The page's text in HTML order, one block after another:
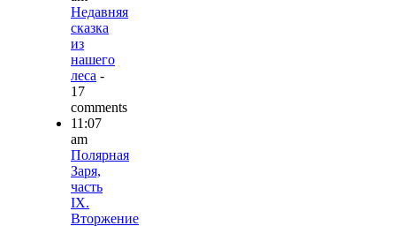
Недавняя
сказка
из
нашего
леса -
17
comments
11:07
am
Полярная
Заря,
часть
IX.
Вторжение